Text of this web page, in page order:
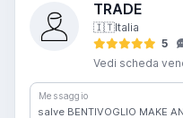
TRADE
🇮🇹Italia
5
Vedi scheda
Messaggio